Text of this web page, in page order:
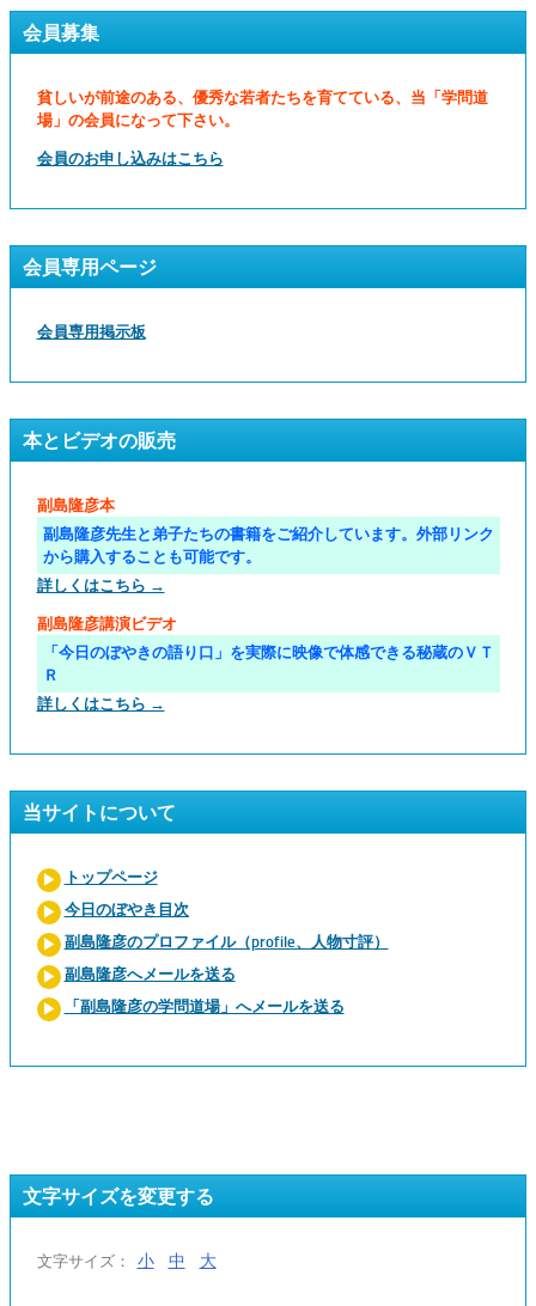
会員募集
貧しいが前途のある、優秀な若者たちを育てている、当「学問道
場」の会員になって下さい。
会員のお申し込みはこちら
会員専用ページ
会員専用掲示板
本とビデオの販売
副島隆彦本
副島隆彦先生と弟子たちの書籍をご紹介しています。外部リンク
から購入することも可能です。
詳しくはこちら →
副島隆彦講演ビデオ
「今日のぼやきの語り口」を実際に映像で体感できる秘蔵のＶＴ
Ｒ
詳しくはこちら →
当サイトについて
トップページ
今日のぼやき目次
副島隆彦のプロファイル（profile、人物寸評）
副島隆彦へメールを送る
「副島隆彦の学問道場」へメールを送る
文字サイズを変更する
文字サイズ： 小 中 大